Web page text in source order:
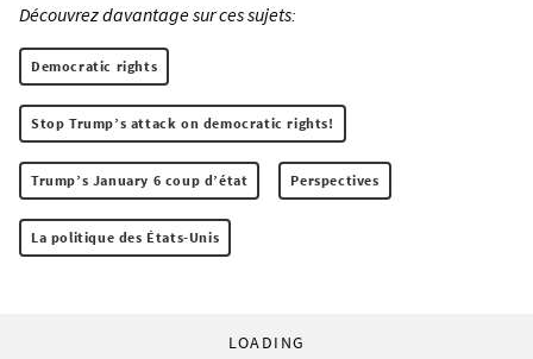
Découvrez davantage sur ces sujets:
Democratic rights
Stop Trump’s attack on democratic rights!
Trump’s January 6 coup d’état Perspectives
La politique des États-Unis
LOADING